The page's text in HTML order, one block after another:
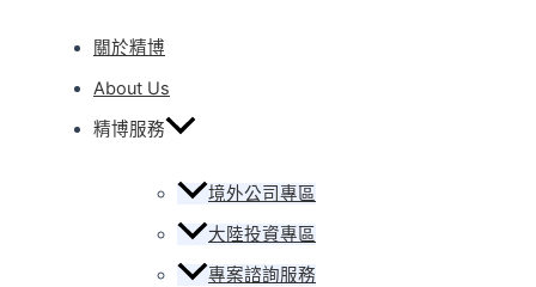
關於精博
About Us
精博服務
境外公司專區
大陸投資專區
專案諮詢服務